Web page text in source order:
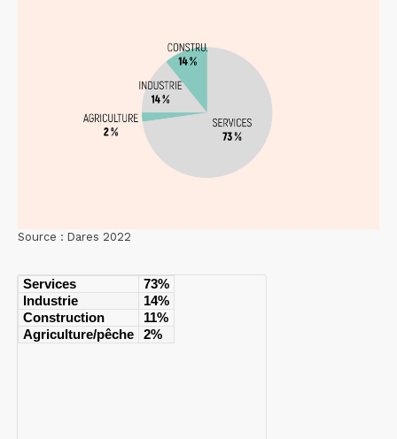
Source : Dares 2022
Services
73%
Industrie
14%
Construction
11%
Agriculture/pêche
2%